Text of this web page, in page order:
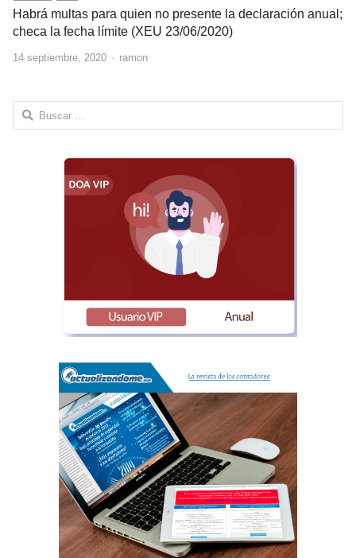
Habrá multas para quien no presente la declaración anual;
checa la fecha límite (XEU 23/06/2020)
14 septiembre, 2020 Author
ramon
Buscar: